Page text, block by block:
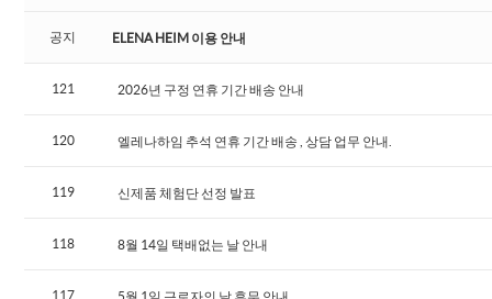
공지 ELENA HEIM 이용 안내
121 2026년 구정 연휴 기간 배송 안내
120 엘레나하임 추석 연휴 기간 배송 , 상담 업무 안내.
119 신제품 체험단 선정 발표
118 8월 14일 택배없는 날 안내
117